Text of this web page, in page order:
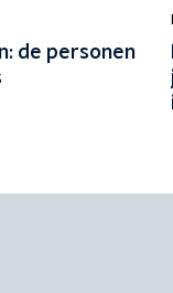
de personen